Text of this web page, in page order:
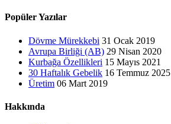
Popüler Yazılar
Dövme Mürekkebi 31 Ocak 2019
Avrupa Birliği (AB) 29 Nisan 2020
Kurbağa Özellikleri 15 Mayıs 2021
30 Haftalık Gebelik 16 Temmuz 2025
Üretim 06 Mart 2019
Hakkında